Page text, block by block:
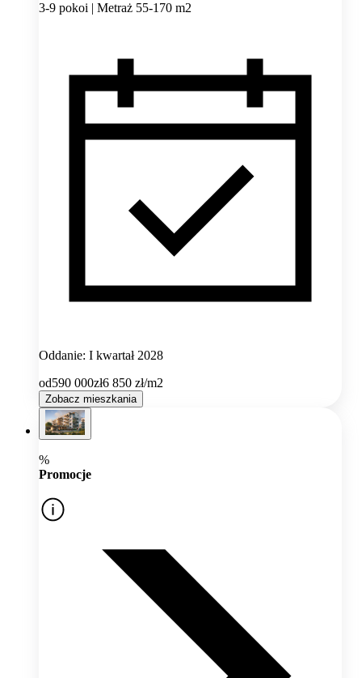
3-9 pokoi | Metraż 55-170 m2
Oddanie: I kwartał 2028
od590 000zł6 850 zł/m2
Zobacz mieszkania
%
Promocje